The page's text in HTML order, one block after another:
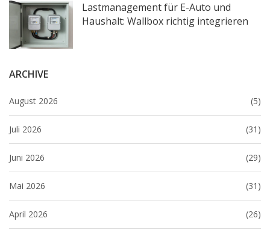
Lastmanagement für E-Auto und
Haushalt: Wallbox richtig integrieren
ARCHIVE
August 2026 (5)
Juli 2026 (31)
Juni 2026 (29)
Mai 2026 (31)
April 2026 (26)